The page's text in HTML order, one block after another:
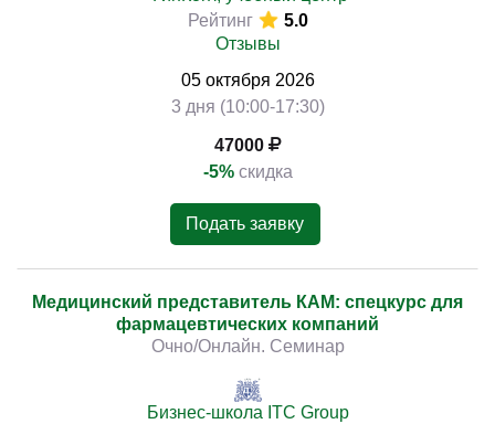
Рейтинг
5.0
Отзывы
05 октября 2026
3 дня (10:00-17:30)
47000
-5% скидка
Подать заявку
Медицинский представитель КАМ: спецкурс для
фармацевтических компаний
Очно/Онлайн. Семинар
Бизнес-школа ITC Group